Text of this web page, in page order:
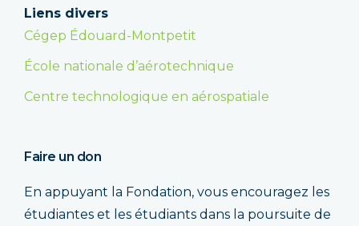
Liens divers
Cégep Édouard-Montpetit
École nationale d’aérotechnique
Centre technologique en aérospatiale
Faire un don
En appuyant la Fondation, vous encouragez les
étudiantes et les étudiants dans la poursuite de